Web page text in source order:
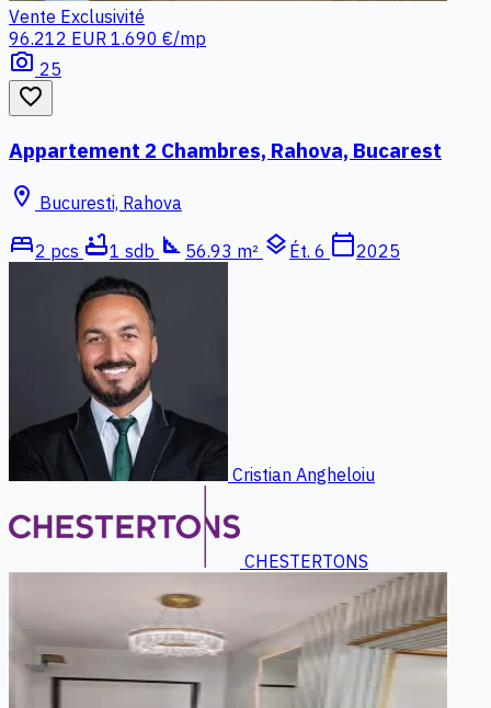
Vente Exclusivité
96.212 EUR 1.690 €/mp
photo_camera 25
favorite_border
Appartement 2 Chambres, Rahova, Bucarest
location_on Bucuresti, Rahova
bed2 pcs bathtub1 sdb square_foot 56.93 m² layers Ét. 6 calendar_today2025
Cristian Angheloiu
CHESTERTONS